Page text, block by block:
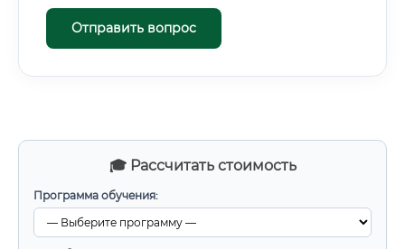
🎓 Рассчитать стоимость
Программа обучения:
Отправить вопрос